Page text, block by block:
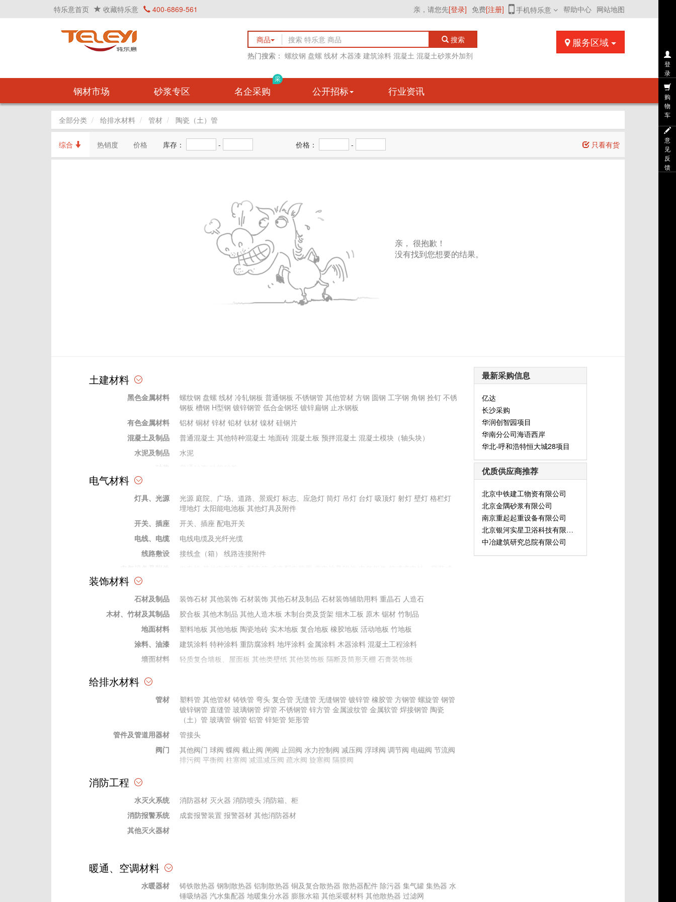
特乐意首页 收藏特乐意 400-6869-561 亲，请您先[登录] 免费[注册] 手机特乐意 帮助中心 网站地图
商品
搜索
热门搜索： 螺纹钢 盘螺 线材 木器漆 建筑涂料 混凝土 混凝土砂浆外加剂
服务区域
钢材市场 砂浆专区 名企采购
采
公开招标 行业资讯
全部分类 给排水材料 管材 陶瓷（土）管
综合 热销度 价格 库存： - 价格： - 只看有货
亲， 很抱歉！
没有找到您想要的结果。
土建材料
黑色金属材料 螺纹钢 盘螺 线材 冷轧钢板 普通钢板 不锈钢管 其他管材 方钢 圆钢 工字钢 角钢 拴钉 不锈
钢板 槽钢 H型钢 镀锌钢管 低合金钢坯 镀锌扁钢 止水钢板
有色金属材料
铝材 铜材 锌材 铅材 钛材 镍材 硅钢片
混凝土及制品
普通混凝土 其他特种混凝土 地面砖 混凝土板 预拌混凝土 混凝土模块（轴头块）
水泥及制品
水泥
砖、瓦、石、砂、灰
防水材料
防水卷材 防水油膏、剂、粉、胶类 防水屋面瓦 堵漏止水材料 防水灰浆 油料、树脂
保温墙板 其他保温材料 其他耐火材料
防腐材料
防腐剂
掺合料
矿粉 灰、粉、土等掺合填充料
外加剂及修补剂
界面剂 密实剂 减水剂 抗裂防水剂
电气材料
灯具、光源 光源 庭院、广场、道路、景观灯 标志、应急灯 筒灯 吊灯 台灯 吸顶灯 射灯 壁灯 格栏灯
埋地灯 太阳能电池板 其他灯具及附件
开关、插座
开关、插座 配电开关
电线、电缆
电线电缆及光纤光缆
线路敷设
接线盒（箱）
线路连接附件
弱电及信息类器材
安防及建筑智能化设备
保险、绝缘材料
绝缘管 绝缘穿墙套管、瓷套管 绝缘布、绝缘带 绝缘板、绝缘箔
其他绝缘材料
电工电气材料
电缆桥架 防火堵料
装饰材料
石材及制品 装饰石材 其他装饰 石材装饰 其他石材及制品 石材装饰辅助用料 重晶石 人造石
木材、竹材及其制品
胶合板 其他木制品 其他人造木板 木制台类及货架 细木工板 原木 锯材 竹制品
地面材料
塑料地板 其他地板 陶瓷地砖 实木地板 复合地板 橡胶地板 活动地板 竹地板
涂料、油漆
建筑涂料 特种涂料 重防腐涂料 地坪涂料 金属涂料 木器涂料 混凝土工程涂料
墙面材料
轻质复合墙板、屋面板 其他类壁纸 其他装饰板 隔断及筒形天棚 石膏装饰板
天棚、吊顶材料
幕墙材料
幕墙五金配件
格栅 网格
石膏粉、腻子
绝热、耐火材料
玻璃材料
陶瓷内墙砖 钢化玻璃 其他面砖 镀膜玻璃 平板玻璃 陶瓷外墙砖 特种玻璃
贴墙布 栏杆、栏板 玻璃钢装饰线条、装饰件 地毯挂毯及门毡
橡胶、塑料
给排水材料
管材 塑料管 其他管材 铸铁管 弯头 复合管 无缝管 无缝钢管 镀锌管 橡胶管 方钢管 螺旋管 钢管
镀锌钢管 直缝管 玻璃钢管 焊管 不锈钢管 锌方管 金属波纹管 金属软管 焊接钢管 陶瓷
（土）管 玻璃管 铜管 铝管 锌矩管 矩形管
管件及管道用器材
管接头
阀门
其他阀门 球阀 蝶阀 截止阀 闸阀 止回阀 水力控制阀 减压阀 浮球阀 调节阀 电磁阀 节流阀
排污阀 平衡阀 柱塞阀 减温减压阀 疏水阀 旋塞阀 隔膜阀
杂质泵 水轮泵 轴流泵 泵专用配件
计量泵
水处理设备
过滤设备
消防工程
水灭火系统 消防器材 灭火器 消防喷头 消防箱、柜
消防报警系统
成套报警装置 报警器材 其他消防器材
其他灭火器材
暖通、空调材料
水暖器材 铸铁散热器 钢制散热器 铝制散热器 铜及复合散热器 散热器配件 除污器 集气罐 集热器 水
锤吸纳器 汽水集配器 地暖集分水器 膨胀水箱 其他采暖材料 其他散热器 过滤网
最新采购信息
亿达
长沙采购
华润创智园项目
华南分公司海语西岸
华北-呼和浩特恒大城28项目
优质供应商推荐
北京中铁建工物资有限公司
北京金隅砂浆有限公司
南京重起起重设备有限公司
北京银河实星卫浴科技有限公司
中冶建筑研究总院有限公司
登
录
购
物
车
意
见
反
馈